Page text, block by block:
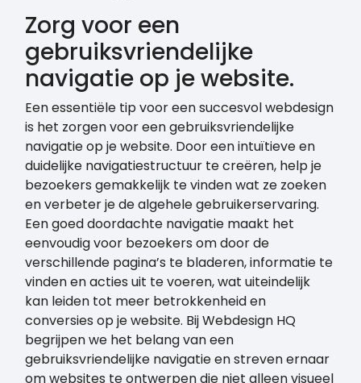
Zorg voor een
gebruiksvriendelijke
navigatie op je website.
Een essentiële tip voor een succesvol webdesign
is het zorgen voor een gebruiksvriendelijke
navigatie op je website. Door een intuïtieve en
duidelijke navigatiestructuur te creëren, help je
bezoekers gemakkelijk te vinden wat ze zoeken
en verbeter je de algehele gebruikerservaring.
Een goed doordachte navigatie maakt het
eenvoudig voor bezoekers om door de
verschillende pagina’s te bladeren, informatie te
vinden en acties uit te voeren, wat uiteindelijk
kan leiden tot meer betrokkenheid en
conversies op je website. Bij Webdesign HQ
begrijpen we het belang van een
gebruiksvriendelijke navigatie en streven ernaar
om websites te ontwerpen die niet alleen visueel